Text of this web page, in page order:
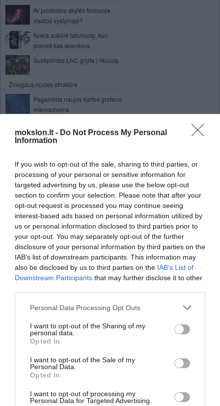
mokslon.lt - Do Not Process My Personal
Information
If you wish to opt-out of the sale, sharing to third parties, or
processing of your personal or sensitive information for
targeted advertising by us, please use the below opt-out
section to confirm your selection. Please note that after your
opt-out request is processed you may continue seeing
interest-based ads based on personal information utilized by
us or personal information disclosed to third parties prior to
your opt-out. You may separately opt-out of the further
disclosure of your personal information by third parties on the
IAB’s list of downstream participants. This information may
also be disclosed by us to third parties on the IAB’s List of
Downstream Participants that may further disclose it to other
Personal Data Processing Opt Outs
I want to opt-out of the Sharing of my
personal data.
Opted In
I want to opt-out of the Sale of my
Personal Data.
Opted In
I want to opt-out of processing my
Personal Data for Targeted Advertising.
Ar juodosios skylės formuoja
visatos vystymąsi?
Nokia sukūrė tatuiruotę, kuri
praneš kas skambina
Sustiprintas LHC grįžta į rikiuotę
Žmogaus nosies struktūra
Pagaminta naujos kartos grafeno
mikroschema
kateris
Vyresnių žmonių protiniai
gebėjimai nesiskiria nuo
jaunesnių
Tyrimas parodė, kad juodieji
lokiai sugeba skaičiuoti
Aštuoniolikmetė moksleivė aptiko
suirusią kometą
Egzotinės medžiagos būsenos
atominiame luste
Kodėl didesnis amžiaus
„Yahoo“ padavė į teismą
„Facebook“
110 metų pastatas po
restauracijos aprūpinamas
atsinaujinančia energija
Milžiniška planeta sudaryta iš